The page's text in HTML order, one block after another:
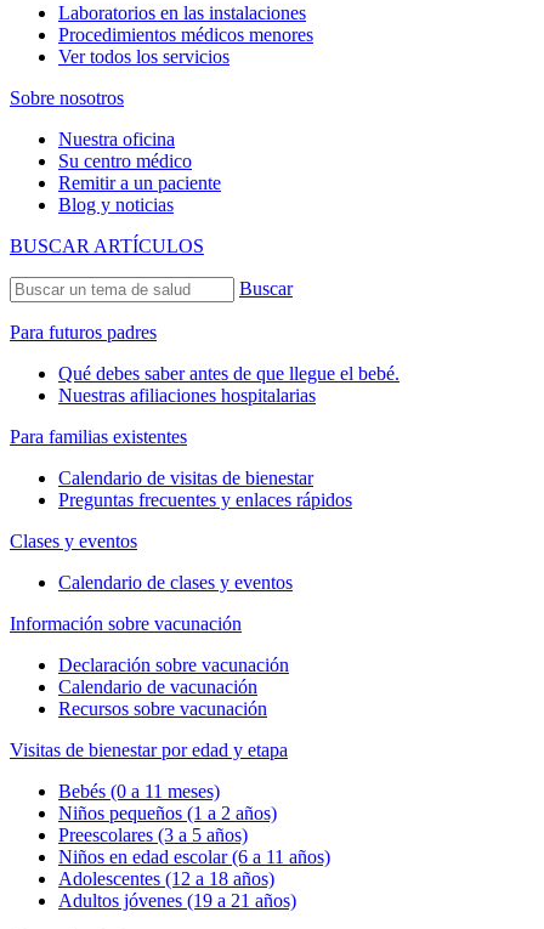
Laboratorios en las instalaciones
Procedimientos médicos menores
Ver todos los servicios
Sobre nosotros
Nuestra oficina
Su centro médico
Remitir a un paciente
Blog y noticias
BUSCAR ARTÍCULOS
Buscar
Para futuros padres
Qué debes saber antes de que llegue el bebé.
Nuestras afiliaciones hospitalarias
Para familias existentes
Calendario de visitas de bienestar
Preguntas frecuentes y enlaces rápidos
Clases y eventos
Calendario de clases y eventos
Información sobre vacunación
Declaración sobre vacunación
Calendario de vacunación
Recursos sobre vacunación
Visitas de bienestar por edad y etapa
Bebés (0 a 11 meses)
Niños pequeños (1 a 2 años)
Preescolares (3 a 5 años)
Niños en edad escolar (6 a 11 años)
Adolescentes (12 a 18 años)
Adultos jóvenes (19 a 21 años)